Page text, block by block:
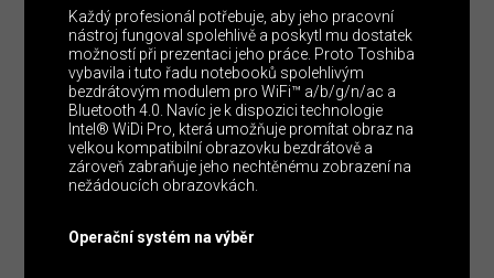
Každý profesionál potřebuje, aby jeho pracovní
nástroj fungoval spolehlivě a poskytl mu dostatek
možností při prezentaci jeho práce. Proto Toshiba
vybavila i tuto řadu notebooků spolehlivým
bezdrátovým modulem pro WiFi™ a/b/g/n/ac a
Bluetooth 4.0. Navíc je k dispozici technologie
Intel® WiDi Pro, která umožňuje promítat obraz na
velkou kompatibilní obrazovku bezdrátově a
zároveň zabraňuje jeho nechtěnému zobrazení na
nežádoucích obrazovkách.
Operační systém na výběr